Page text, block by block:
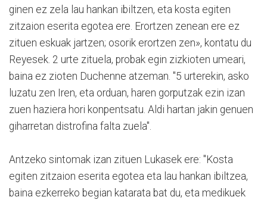
ginen ez zela lau hankan ibiltzen, eta kosta egiten
zitzaion eserita egotea ere. Erortzen zenean ere ez
zituen eskuak jartzen; osorik erortzen zen», kontatu du
Reyesek. 2 urte zituela, probak egin zizkioten umeari,
baina ez zioten Duchenne atzeman. "5 urterekin, asko
luzatu zen Iren, eta orduan, haren gorputzak ezin izan
zuen haziera hori konpentsatu. Aldi hartan jakin genuen
giharretan distrofina falta zuela".
Antzeko sintomak izan zituen Lukasek ere: "Kosta
egiten zitzaion eserita egotea eta lau hankan ibiltzea,
baina ezkerreko begian katarata bat du, eta medikuek